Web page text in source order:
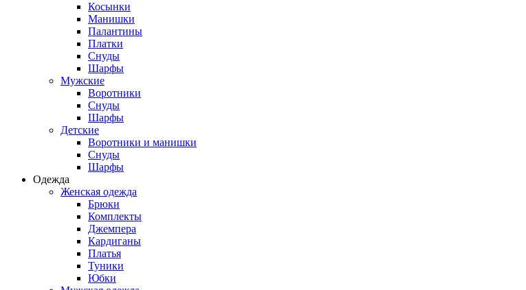
Косынки
Манишки
Палантины
Платки
Снуды
Шарфы
Мужские
Воротники
Снуды
Шарфы
Детские
Воротники и манишки
Снуды
Шарфы
Одежда
Женская одежда
Брюки
Комплекты
Джемпера
Кардиганы
Платья
Туники
Юбки